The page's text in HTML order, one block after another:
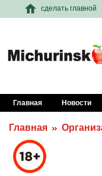
сделать главной
Главная Новости
Главная